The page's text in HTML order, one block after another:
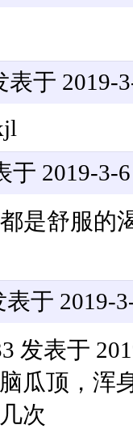
于 2019-
于 2019-3-6
是舒服的
表于 2019-
发表于
瓜顶，浑
次